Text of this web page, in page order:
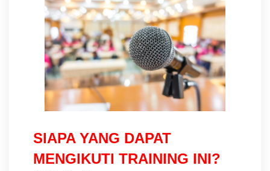
SIAPA YANG DAPAT
MENGIKUTI TRAINING INI?